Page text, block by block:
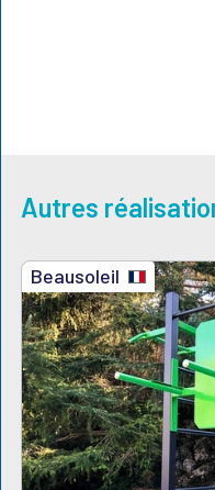
Autres
Beausoleil